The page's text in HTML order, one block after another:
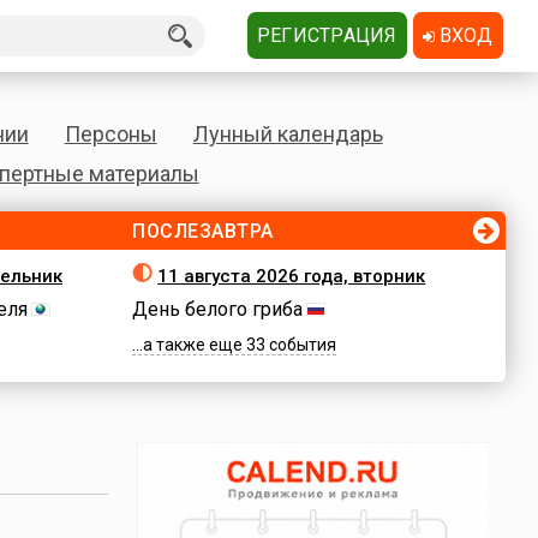
Персоны
Лунный календарь
материалы
ПОСЛЕЗАВТРА
11 августа 2026 года, вторник
День белого гриба
...а также еще 33 события
РЕГИСТРАЦИЯ ВХОД